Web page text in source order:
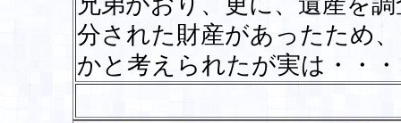
分された財産があったため
かと考えられたが実は・・